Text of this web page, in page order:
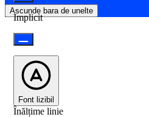
Ascunde bara de unelte
Implicit
Font lizibil
Înălțime linie